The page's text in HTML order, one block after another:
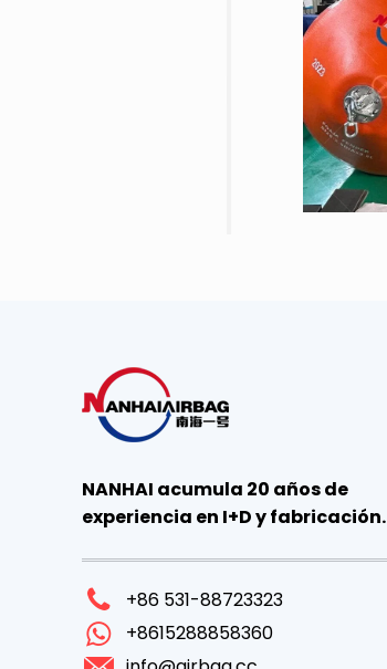
NANHAI acumula 20 años de
experiencia en I+D y fabricación.
+86 531-88723323
+8615288858360